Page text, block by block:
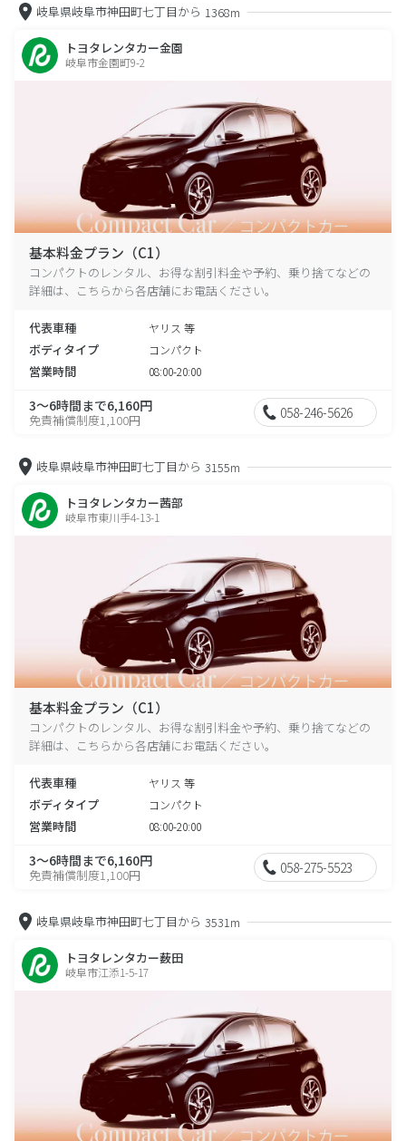
岐阜県岐阜市神田町七丁目から 1368m
トヨタレンタカー金園
岐阜市金園町9-2
基本料金プラン（C1）
コンパクトのレンタル、お得な割引料金や予約、乗り捨てなどの
詳細は、こちらから各店舗にお電話ください。
代表車種 ヤリス 等
ボディタイプ コンパクト
営業時間 08:00-20:00
3～6時間まで6,160円
免責補償制度1,100円 058-246-5626
岐阜県岐阜市神田町七丁目から 3155m
トヨタレンタカー茜部
岐阜市東川手4-13-1
基本料金プラン（C1）
コンパクトのレンタル、お得な割引料金や予約、乗り捨てなどの
詳細は、こちらから各店舗にお電話ください。
代表車種 ヤリス 等
ボディタイプ コンパクト
営業時間 08:00-20:00
3～6時間まで6,160円
免責補償制度1,100円 058-275-5523
岐阜県岐阜市神田町七丁目から 3531m
トヨタレンタカー薮田
岐阜市江添1-5-17